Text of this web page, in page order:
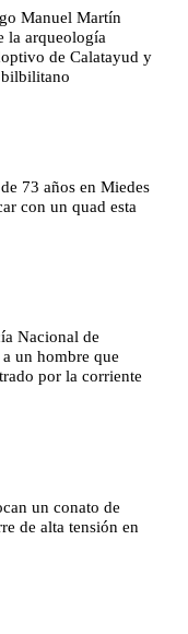
Manuel Martín
la arqueología
de Calatayud y
73 años en Miedes
con un quad esta
Nacional de
un hombre que
por la corriente
un conato de
de alta tensión en